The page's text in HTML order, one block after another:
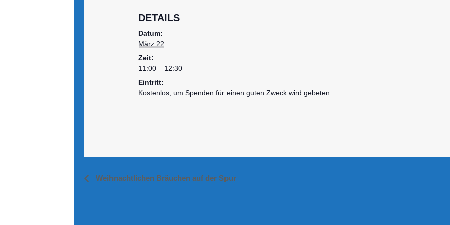
DETAILS
Datum:
März 22
Zeit:
11:00 – 12:30
Eintritt:
Kostenlos, um Spenden für einen guten Zweck wird gebeten
Veranstaltung-
Weihnachtlichen Bräuchen auf der Spur